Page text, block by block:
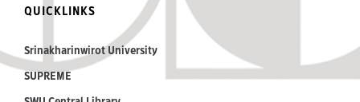
QUICKLINKS
Srinakharinwirot University
SUPREME